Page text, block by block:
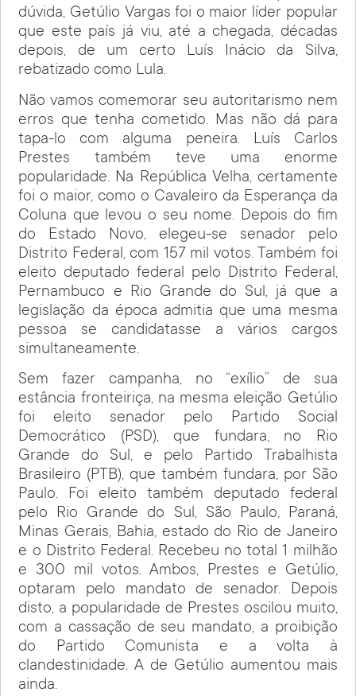
dúvida, Getúlio Vargas foi o maior líder popular
que este país já viu, até a chegada, décadas
depois, de um certo Luís Inácio da Silva,
rebatizado como Lula.
Não vamos comemorar seu autoritarismo nem
erros que tenha cometido. Mas não dá para
tapa-lo com alguma peneira. Luís Carlos
Prestes também teve uma enorme
popularidade. Na República Velha, certamente
foi o maior, como o Cavaleiro da Esperança da
Coluna que levou o seu nome. Depois do fim
do Estado Novo, elegeu-se senador pelo
Distrito Federal, com 157 mil votos. Também foi
eleito deputado federal pelo Distrito Federal,
Pernambuco e Rio Grande do Sul, já que a
legislação da época admitia que uma mesma
pessoa se candidatasse a vários cargos
simultaneamente.
Sem fazer campanha, no “exílio” de sua
estância fronteiriça, na mesma eleição Getúlio
foi eleito senador pelo Partido Social
Democrático (PSD), que fundara, no Rio
Grande do Sul, e pelo Partido Trabalhista
Brasileiro (PTB), que também fundara, por São
Paulo. Foi eleito também deputado federal
pelo Rio Grande do Sul, São Paulo, Paraná,
Minas Gerais, Bahia, estado do Rio de Janeiro
e o Distrito Federal. Recebeu no total 1 milhão
e 300 mil votos. Ambos, Prestes e Getúlio,
optaram pelo mandato de senador. Depois
disto, a popularidade de Prestes oscilou muito,
com a cassação de seu mandato, a proibição
do Partido Comunista e a volta à
clandestinidade. A de Getúlio aumentou mais
ainda.